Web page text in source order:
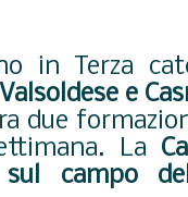
in Terza
Valsoldese e
due
La
campo